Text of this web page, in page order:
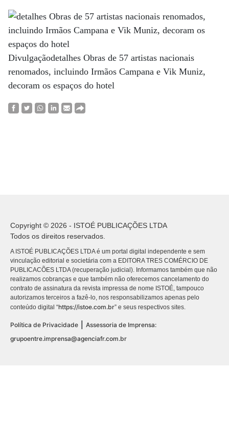
Divulgaçãodetalhes Obras de 57 artistas nacionais
renomados, incluindo Irmãos Campana e Vik Muniz,
decoram os espaços do hotel
Copyright © 2026 - ISTOÉ PUBLICAÇÕES LTDA
Todos os direitos reservados.
A ISTOÉ PUBLICAÇÕES LTDA é um portal digital independente e sem
vinculação editorial e societária com a EDITORA TRES COMÉRCIO DE
PUBLICACÕES LTDA (recuperação judicial). Informamos também que não
realizamos cobranças e que também não oferecemos cancelamento do
contrato de assinatura da revista impressa de nome ISTOÉ, tampouco
autorizamos terceiros a fazê-lo, nos responsabilizamos apenas pelo
conteúdo digital “https://istoe.com.br” e seus respectivos sites.
Política de Privacidade
Assessoria de Imprensa:
grupoentre.imprensa@agenciafr.com.br